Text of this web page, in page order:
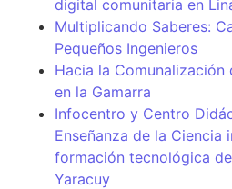
digital comunitaria en
Multiplicando Saberes:
Pequeños Ingenieros
Hacia la Comunalización
en la Gamarra
Infocentro y Centro
Enseñanza de la Ciencia
formación tecnológica
Yaracuy